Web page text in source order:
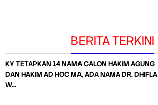
BERITA TERKINI
KY TETAPKAN 14 NAMA CALON HAKIM AGUNG
DAN HAKIM AD HOC MA, ADA NAMA DR. DHIFLA
W…